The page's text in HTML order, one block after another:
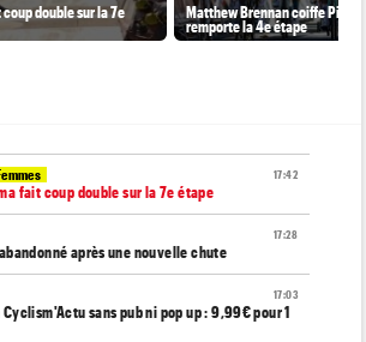
double sur la 7e
Matthew Brennan coiffe Pithie
remporte la 4e étape
17:42
fait coup double sur la 7e étape
17:28
après une nouvelle chute
17:03
sans pub ni pop up : 9,99€ pour 1